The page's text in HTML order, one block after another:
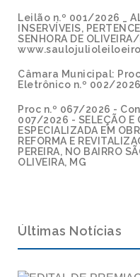
Leilão n.º 001/2026 _
INSERVÍVEIS,
SENHORA DE
Câmara Municipal:
Eletrônico n.º 002/2026
Proc n.º 067/2026 -
007/2026 - SELEÇÃO E
ESPECIALIZADA EM
REFORMA E
PEREIRA, NO BAIRRO
OLIVEIRA, MG
Últimas Notícias